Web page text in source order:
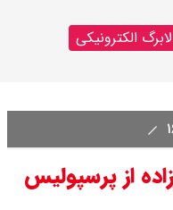
الکترونیکی
از پرسپولیس